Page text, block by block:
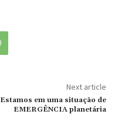
Next article
Estamos em uma situação de
EMERGÊNCIA planetária